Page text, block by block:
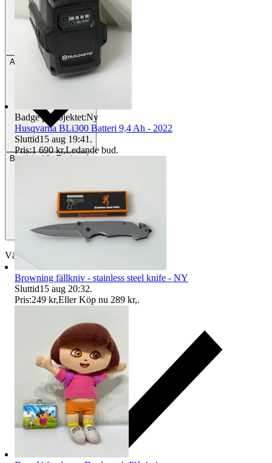
Avhämtning Lit, Sverige
BetalningVia Tradera
Välj till köparskydd
Badge på objektet:Ny
Husqvarna BLi300 Batteri 9,4 Ah - 2022
Sluttid15 aug 19:41 .
Pris:1 690 kr,Ledande bud.
Browning fällkniv - stainless steel knife - NY
Sluttid15 aug 20:32.
Pris:249 kr,Eller Köp nu 289 kr,.